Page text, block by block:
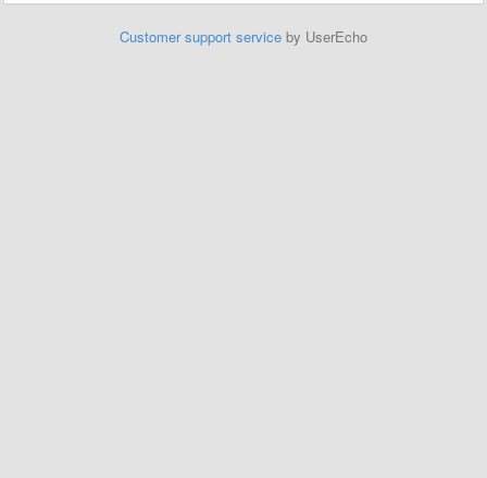
Customer support service by UserEcho